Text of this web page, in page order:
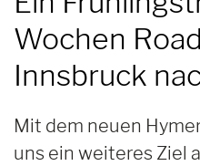
Wochen
Innsbruck
Mit dem neuen
uns ein weiteres Ziel